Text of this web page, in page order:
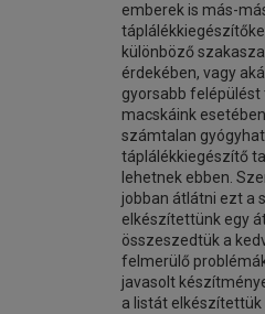
emberek is más-
különböző
érdekében, vagy
gyorsabb felépülést
macskáink
számtalan
táplálékkiegészítő
lehetnek ebben.
jobban átlátni ezt a
elkészítettünk egy
összeszedtük a
felmerülő
javasolt
a listát elkészítettük